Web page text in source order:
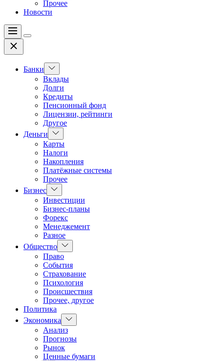
Прочее
Новости
Меню
Цвет
Закрыть
Банки
Показать
подменю
Вклады
Долги
Кредиты
Пенсионный фонд
Лицензии, рейтинги
Другое
Деньги
Показать
подменю
Карты
Налоги
Накопления
Платёжные системы
Прочее
Бизнес Показать
подменю
Инвестиции
Бизнес-планы
Форекс
Менеджемент
Разное
Общество Показать
подменю
Право
События
Страхование
Психология
Происшествия
Прочее, другое
Политика
Экономика
Показать
подменю
Анализ
Прогнозы
Рынок
Ценные бумаги